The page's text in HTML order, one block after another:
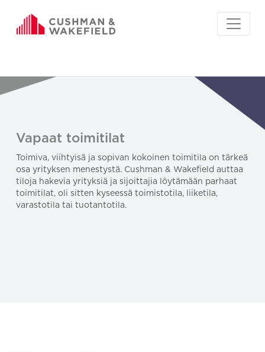
Vapaat toimitilat
Toimiva, viihtyisä ja sopivan kokoinen toimitila on tärkeä
osa yrityksen menestystä. Cushman & Wakefield auttaa
tiloja hakevia yrityksiä ja sijoittajia löytämään parhaat
toimitilat, oli sitten kyseessä toimistotila, liiketila,
varastotila tai tuotantotila.